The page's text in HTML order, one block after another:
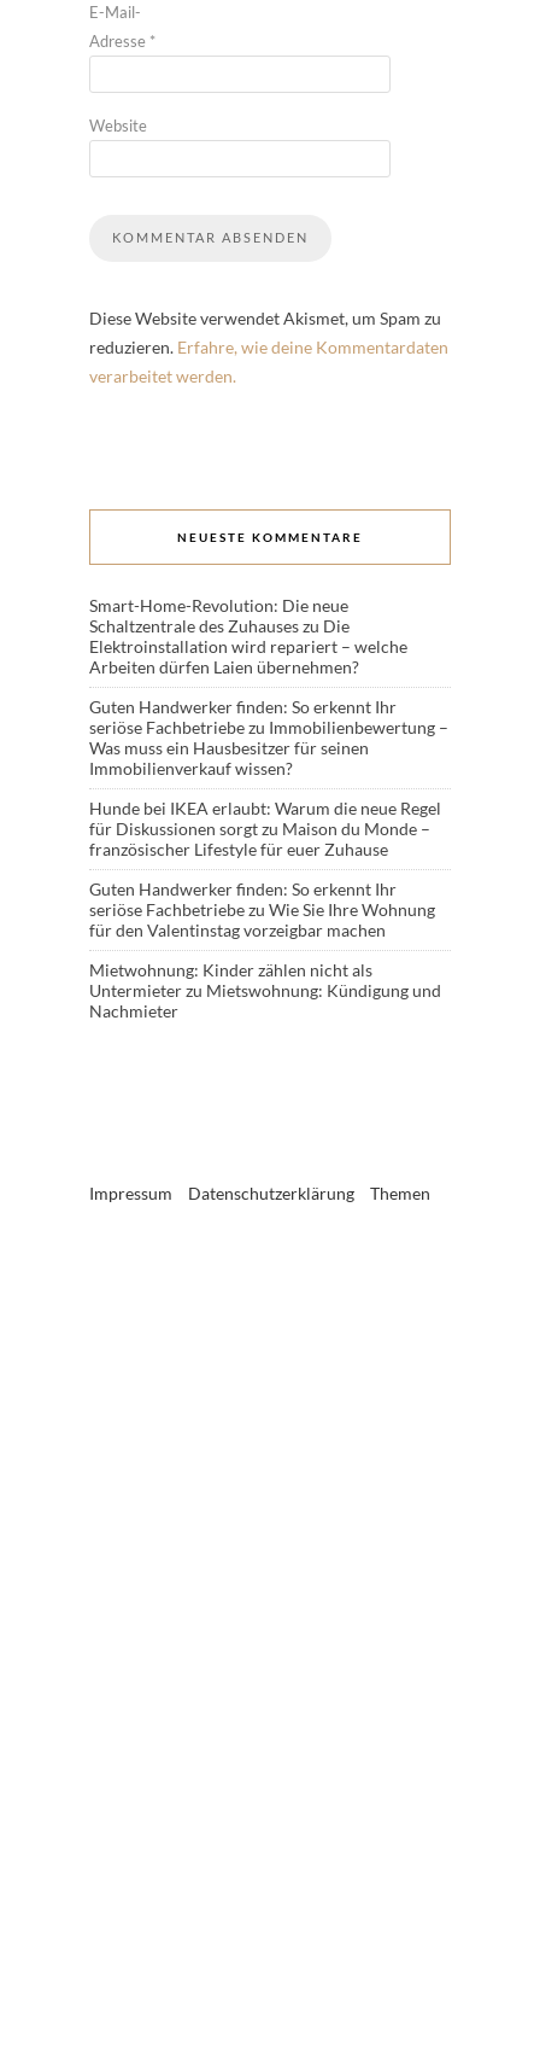
E-Mail-
Adresse *
Website
Diese Website verwendet Akismet, um Spam zu
reduzieren. Erfahre, wie deine Kommentardaten
verarbeitet werden.
NEUESTE KOMMENTARE
Smart-Home-Revolution: Die neue
Schaltzentrale des Zuhauseszu Die
Elektroinstallation wird repariert – welche
Arbeiten dürfen Laien übernehmen?
Guten Handwerker finden: So erkennt Ihr
seriöse Fachbetriebezu Immobilienbewertung –
Was muss ein Hausbesitzer für seinen
Immobilienverkauf wissen?
Hunde bei IKEA erlaubt: Warum die neue Regel
für Diskussionen sorgtzu Maison du Monde –
französischer Lifestyle für euer Zuhause
Guten Handwerker finden: So erkennt Ihr
seriöse Fachbetriebezu Wie Sie Ihre Wohnung
für den Valentinstag vorzeigbar machen
Mietwohnung: Kinder zählen nicht als
Untermieterzu Mietswohnung: Kündigung und
Nachmieter
Impressum Datenschutzerklärung Themen